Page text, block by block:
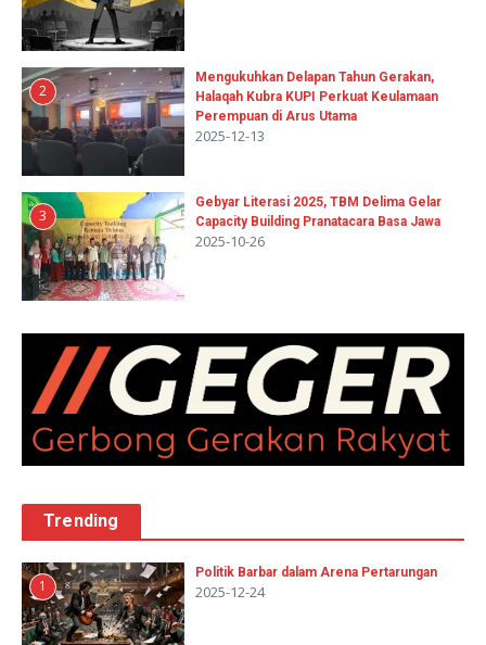
2
Mengukuhkan Delapan Tahun Gerakan,
Halaqah Kubra KUPI Perkuat Keulamaan
Perempuan di Arus Utama
2025-12-13
3
Gebyar Literasi 2025, TBM Delima Gelar
Capacity Building Pranatacara Basa Jawa
2025-10-26
Trending
1
Politik Barbar dalam Arena Pertarungan
2025-12-24